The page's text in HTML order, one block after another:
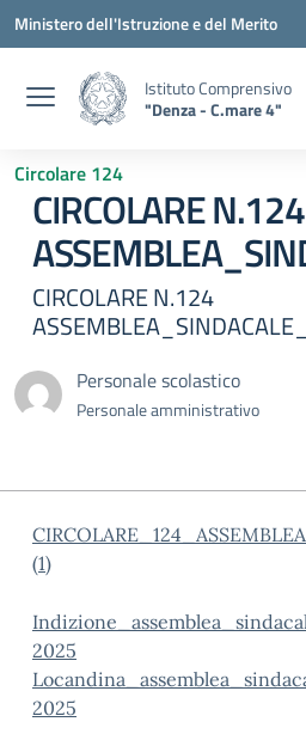
Vai ai contenuti
Vai al menu di navigazione
Vai al footer
Ministero dell'Istruzione e del Merito
Istituto Comprensivo
"Denza - C.mare 4"
Circolare 124
CIRCOLARE N.124
CIRCOLARE N.124
Personale scolastico
Personale amministrativo
(1)
2025
2025